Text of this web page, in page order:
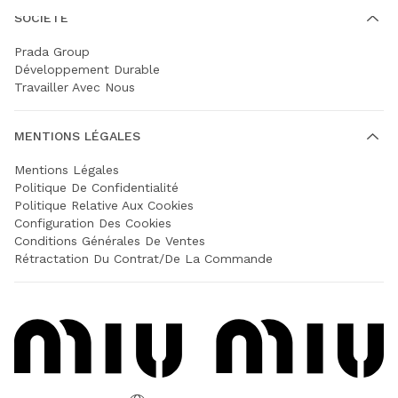
SOCIÉTÉ
Prada Group
Développement Durable
Travailler Avec Nous
MENTIONS LÉGALES
Mentions Légales
Politique De Confidentialité
Politique Relative Aux Cookies
Configuration Des Cookies
Conditions Générales De Ventes
Rétractation Du Contrat/de La Commande